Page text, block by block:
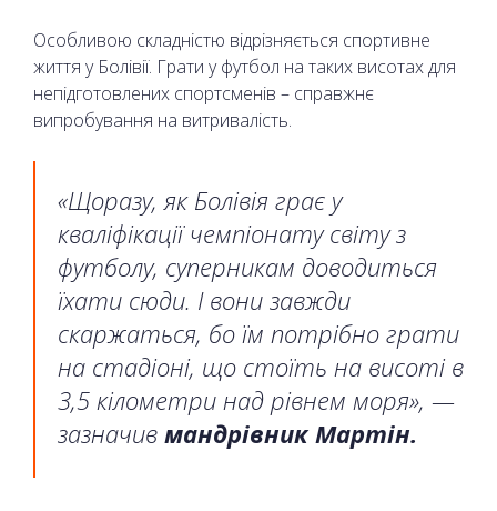
Особливою складністю відрізняється спортивне
життя у Болівії. Грати у футбол на таких висотах для
непідготовлених спортсменів – справжнє
випробування на витривалість.
«Щоразу, як Болівія грає у
кваліфікації чемпіонату світу з
футболу, суперникам доводиться
їхати сюди. І вони завжди
скаржаться, бо їм потрібно грати
на стадіоні, що стоїть на висоті в
3,5 кілометри над рівнем моря», —
зазначив мандрівник Мартін.